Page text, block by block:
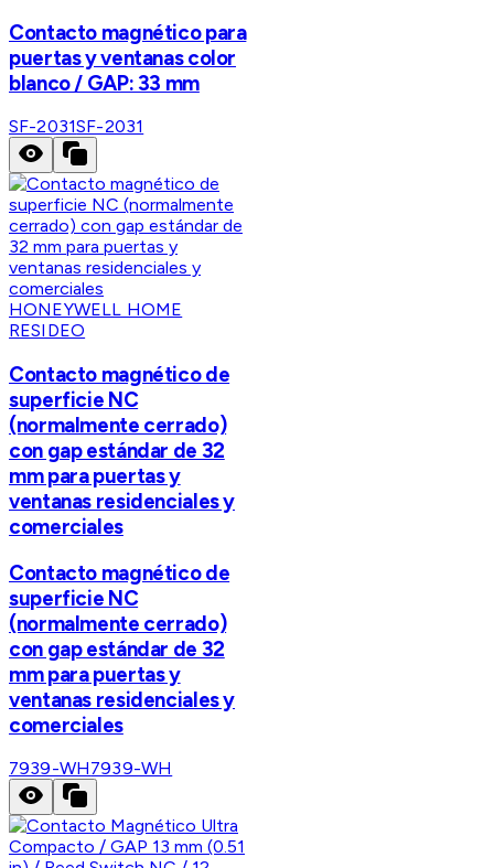
Contacto magnético para
puertas y ventanas color
blanco / GAP: 33 mm
SF-2031SF-2031
HONEYWELL HOME
RESIDEO
Contacto magnético de
superficie NC
(normalmente cerrado)
con gap estándar de 32
mm para puertas y
ventanas residenciales y
comerciales
Contacto magnético de
superficie NC
(normalmente cerrado)
con gap estándar de 32
mm para puertas y
ventanas residenciales y
comerciales
7939-WH7939-WH